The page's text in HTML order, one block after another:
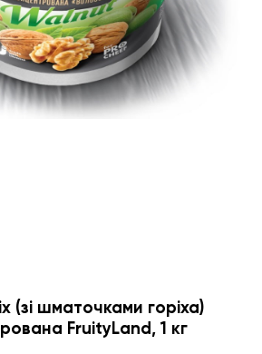
(зі шматочками горіха)
FruityLand, 1 кг